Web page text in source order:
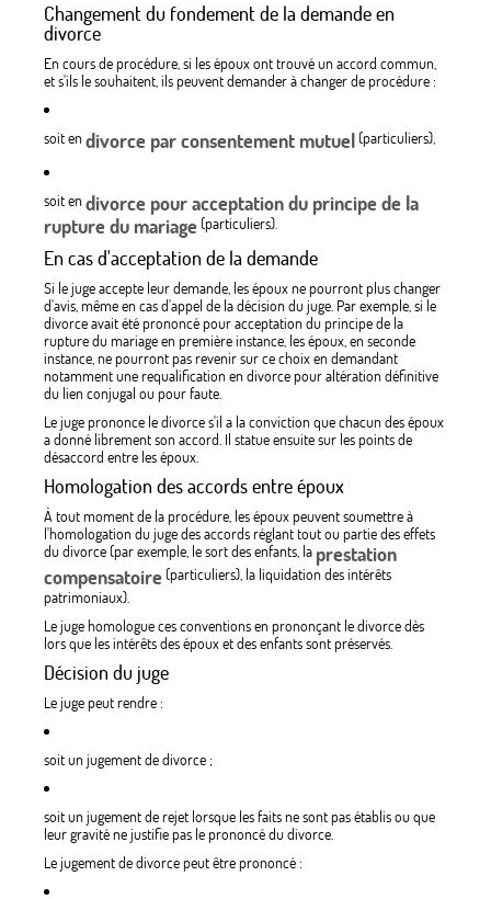
Changement du fondement de la demande en
divorce
En cours de procédure, si les époux ont trouvé un accord commun,
et s'ils le souhaitent, ils peuvent demander à changer de procédure :
soit endivorce par consentement mutuel(particuliers),
soit endivorce pour acceptation du principe de la
rupture du mariage(particuliers).
En cas d'acceptation de la demande
Si le juge accepte leur demande, les époux ne pourront plus changer
d'avis, même en cas d'appel de la décision du juge. Par exemple, si le
divorce avait été prononcé pour acceptation du principe de la
rupture du mariage en première instance, les époux, en seconde
instance, ne pourront pas revenir sur ce choix en demandant
notamment une requalification en divorce pour altération définitive
du lien conjugal ou pour faute.
Le juge prononce le divorce s'il a la conviction que chacun des époux
a donné librement son accord. Il statue ensuite sur les points de
désaccord entre les époux.
Homologation des accords entre époux
À tout moment de la procédure, les époux peuvent soumettre à
l'homologation du juge des accords réglant tout ou partie des effets
du divorce (par exemple, le sort des enfants, la prestation
compensatoire(particuliers), la liquidation des intérêts
patrimoniaux).
Le juge homologue ces conventions en prononçant le divorce dès
lors que les intérêts des époux et des enfants sont préservés.
Décision du juge
Le juge peut rendre :
soit un jugement de divorce ;
soit un jugement de rejet lorsque les faits ne sont pas établis ou que
leur gravité ne justifie pas le prononcé du divorce.
Le jugement de divorce peut être prononcé :